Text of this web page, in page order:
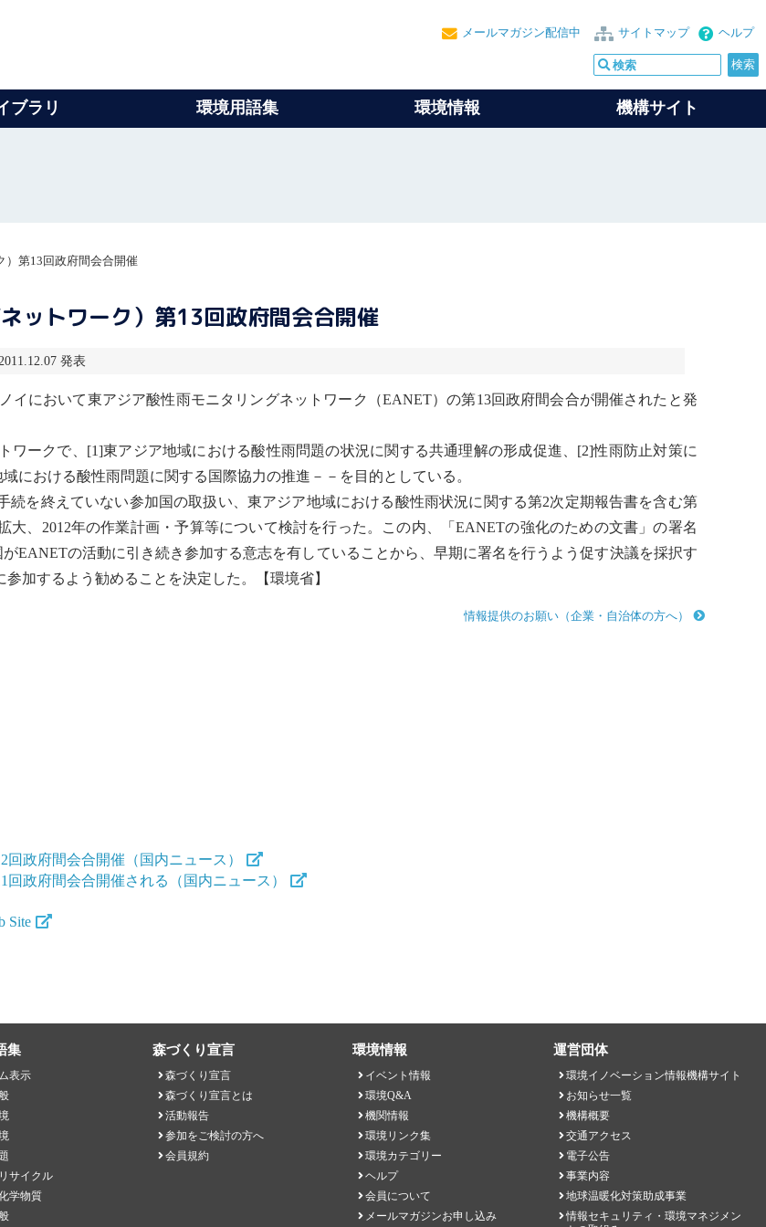
ヘルプ
サイトマップ
メールマガジン配信中
ブラリ 環境用語集 環境情報 機構サイト
）第13回政府間会合開催
ットワーク）第13回政府間会合開催
発表
イにおいて東アジア酸性雨モニタリングネットワーク（EANET）の第13回政府間会合が開催されたと発
ワークで、[1]東アジア地域における酸性雨問題の状況に関する共通理解の形成促進、[2]性雨防止対策に
における酸性雨問題に関する国際協力の推進－－を目的としている。
を終えていない参加国の取扱い、東アジア地域における酸性雨状況に関する第2次定期報告書を含む第
、2012年の作業計画・予算等について検討を行った。この内、「EANETの強化のための文書」の署名
EANETの活動に引き続き参加する意志を有していることから、早期に署名を行うよう促す決議を採択す
加するよう勧めることを決定した。【環境省】
情報提供のお願い（企業・自治体の方へ）
政府間会合開催（国内ニュース）
政府間会合開催される（国内ニュース）
Site
集
表示
サイクル
学物質
森づくり宣言
森づくり宣言
森づくり宣言とは
活動報告
参加をご検討の方へ
会員規約
環境情報
イベント情報
環境Q&A
機関情報
環境リンク集
環境カテゴリー
ヘルプ
会員について
メールマガジンお申し込み
運営団体
環境イノベーション情報機構サイト
お知らせ一覧
機構概要
交通アクセス
電子公告
事業内容
地球温暖化対策助成事業
情報セキュリティ・環境マネジメン